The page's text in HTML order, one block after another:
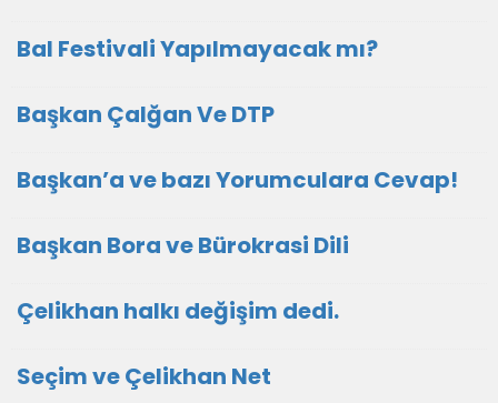
Bal Festivali Yapılmayacak mı?
Başkan Çalğan Ve DTP
Başkan’a ve bazı Yorumculara Cevap!
Başkan Bora ve Bürokrasi Dili
Çelikhan halkı değişim dedi.
Seçim ve Çelikhan Net